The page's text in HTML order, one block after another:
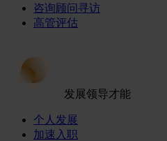
咨询顾问寻访
高管评估
发展领导才能
个人发展
加速入职